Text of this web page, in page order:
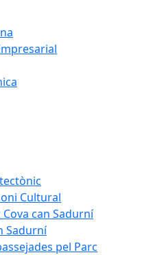
Cultural
can Sadurní
Sadurní
pel Parc